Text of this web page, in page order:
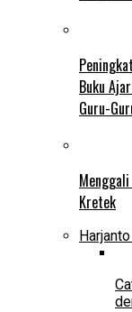
Buku
Guru-
Kretek